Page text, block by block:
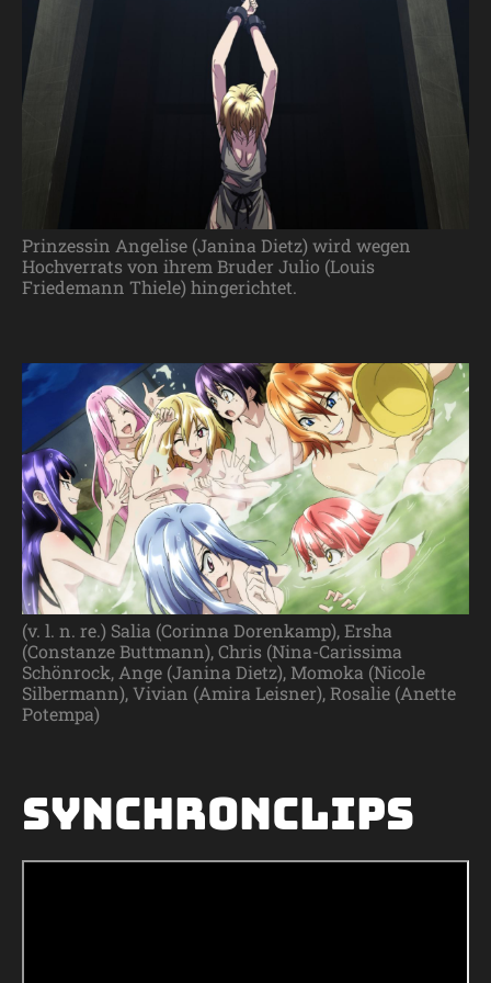
Prinzessin Angelise (Janina Dietz) wird wegen
Hochverrats von ihrem Bruder Julio (Louis
Friedemann Thiele) hingerichtet.
(v. l. n. re.) Salia (Corinna Dorenkamp), Ersha
(Constanze Buttmann), Chris (Nina-Carissima
Schönrock, Ange (Janina Dietz), Momoka (Nicole
Silbermann), Vivian (Amira Leisner), Rosalie (Anette
Potempa)
Synchronclips